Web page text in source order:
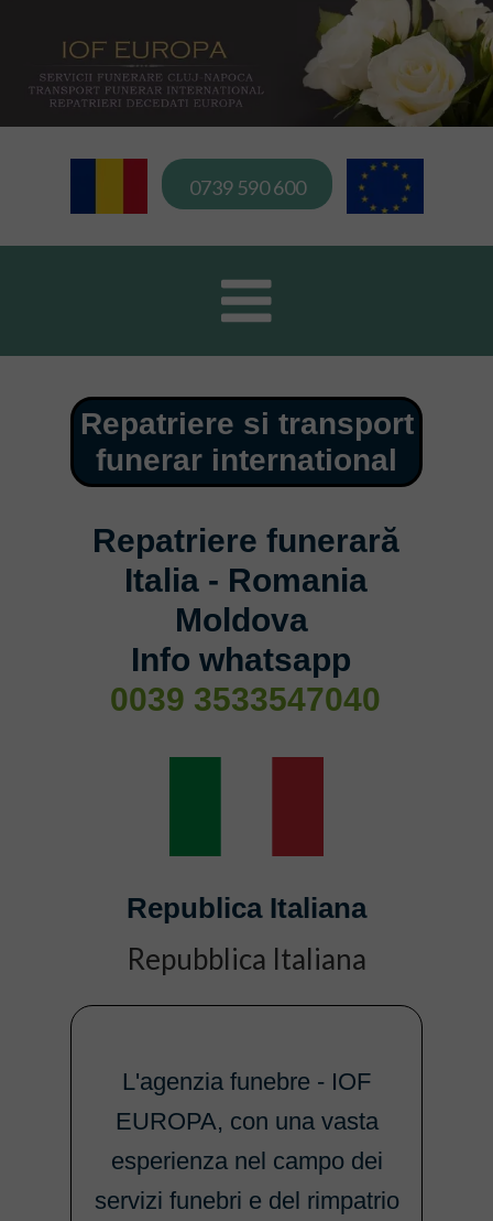
Repatriere funerară
Italia - Romania
Moldova
Info whatsapp
0039 3533547040
Republica Italiana
Repubblica Italiana
Repatriere si transport
funerar international
L'agenzia funebre - IOF
EUROPA, con una vasta
esperienza nel campo dei
servizi funebri e del rimpatrio
0739 590 600